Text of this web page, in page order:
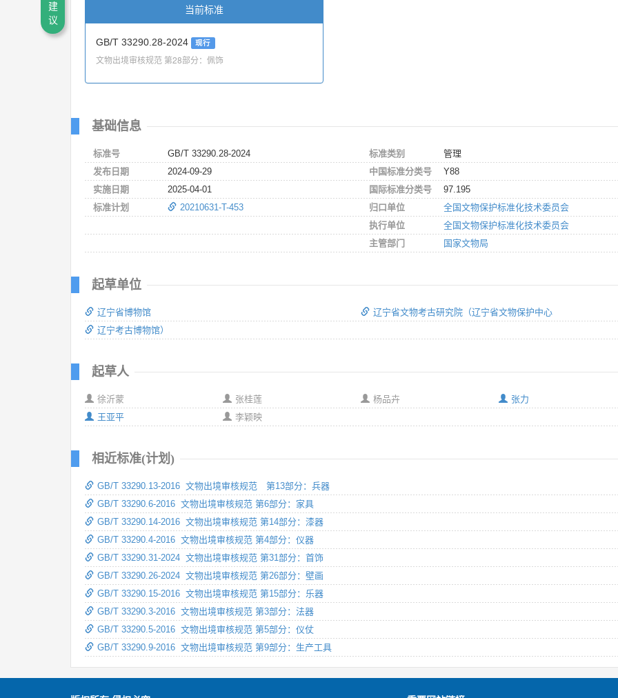
当前标准
GB/T 33290.28-2024 现行
文物出境审核规范 第28部分：佩饰
基础信息
标准号
GB/T 33290.28-2024
发布日期
2024-09-29
实施日期
2025-04-01
标准计划
20210631-T-453
标准类别
管理
中国标准分类号
Y88
国际标准分类号
97.195
归口单位
全国文物保护标准化技术委员会
执行单位
全国文物保护标准化技术委员会
主管部门
国家文物局
起草单位
辽宁省博物馆
辽宁考古博物馆）
辽宁省文物考古研究院（辽宁省文物保护中心
起草人
徐沂蒙
张桂莲
王亚平
李颖映
杨品卉 张力
相近标准(计划)
GB/T 33290.13-2016 文物出境审核规范 第13部分：兵器
GB/T 33290.6-2016 文物出境审核规范 第6部分：家具
GB/T 33290.14-2016 文物出境审核规范 第14部分：漆器
GB/T 33290.4-2016 文物出境审核规范 第4部分：仪器
GB/T 33290.31-2024 文物出境审核规范 第31部分：首饰
GB/T 33290.26-2024 文物出境审核规范 第26部分：壁画
GB/T 33290.15-2016 文物出境审核规范 第15部分：乐器
GB/T 33290.3-2016 文物出境审核规范 第3部分：法器
GB/T 33290.5-2016 文物出境审核规范 第5部分：仪仗
GB/T 33290.9-2016 文物出境审核规范 第9部分：生产工具
建
议